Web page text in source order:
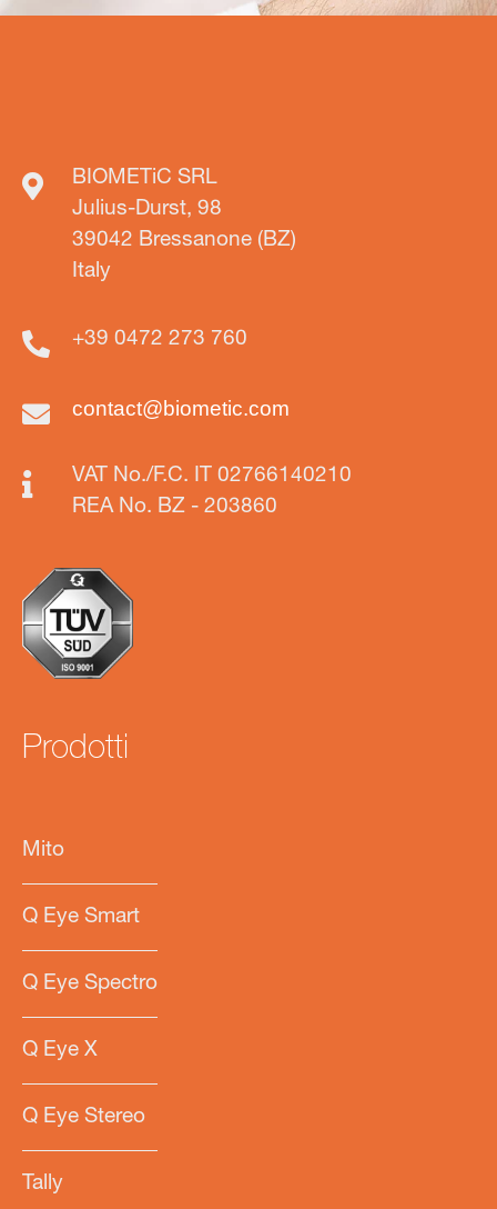
BIOMETiC SRL
Julius-Durst, 98
39042 Bressanone (BZ)
Italy
+39 0472 273 760
contact@biometic.com
VAT No./F.C. IT 02766140210
REA No. BZ - 203860
Prodotti
Mito
Q Eye Smart
Q Eye Spectro
Q Eye X
Q Eye Stereo
Tally